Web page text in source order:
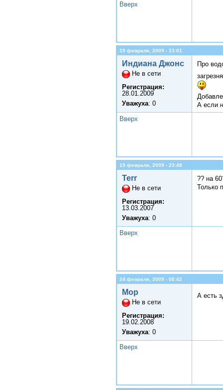
Вверх
19 февраля, 2009 - 23:01
Индиана Джонс
Не в сети
Регистрация:
28.01.2009
Уважуха: 0
Про
А если
Вверх
19 февраля, 2009 - 23:48
Terr
Не в сети
Регистрация:
13.03.2007
Уважуха: 0
?? на
Только
Вверх
24 февраля, 2009 - 00:42
Мор
Не в сети
Регистрация:
19.02.2008
Уважуха: 0
А есть
Вверх